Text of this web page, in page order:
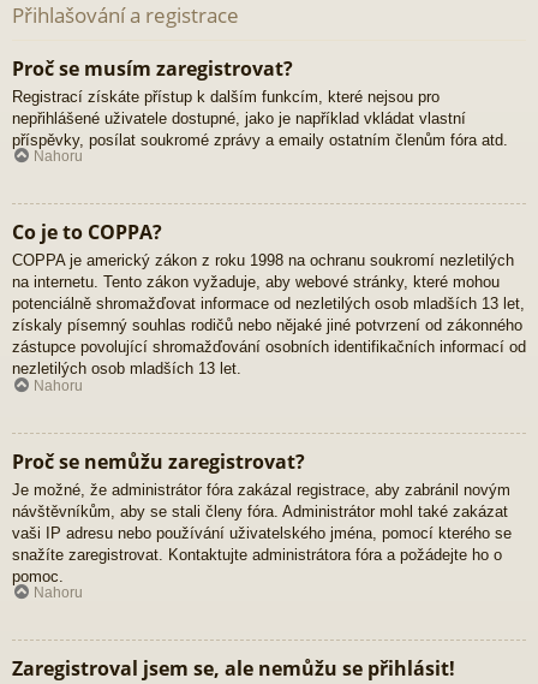
Přihlašování a registrace
Proč se musím zaregistrovat?
Registrací získáte přístup k dalším funkcím, které nejsou pro
nepřihlášené uživatele dostupné, jako je například vkládat vlastní
příspěvky, posílat soukromé zprávy a emaily ostatním členům fóra atd.
Nahoru
Co je to COPPA?
COPPA je americký zákon z roku 1998 na ochranu soukromí nezletilých
na internetu. Tento zákon vyžaduje, aby webové stránky, které mohou
potenciálně shromažďovat informace od nezletilých osob mladších 13 let,
získaly písemný souhlas rodičů nebo nějaké jiné potvrzení od zákonného
zástupce povolující shromažďování osobních identifikačních informací od
nezletilých osob mladších 13 let.
Nahoru
Proč se nemůžu zaregistrovat?
Je možné, že administrátor fóra zakázal registrace, aby zabránil novým
návštěvníkům, aby se stali členy fóra. Administrátor mohl také zakázat
vaši IP adresu nebo používání uživatelského jména, pomocí kterého se
snažíte zaregistrovat. Kontaktujte administrátora fóra a požádejte ho o
pomoc.
Nahoru
Zaregistroval jsem se, ale nemůžu se přihlásit!